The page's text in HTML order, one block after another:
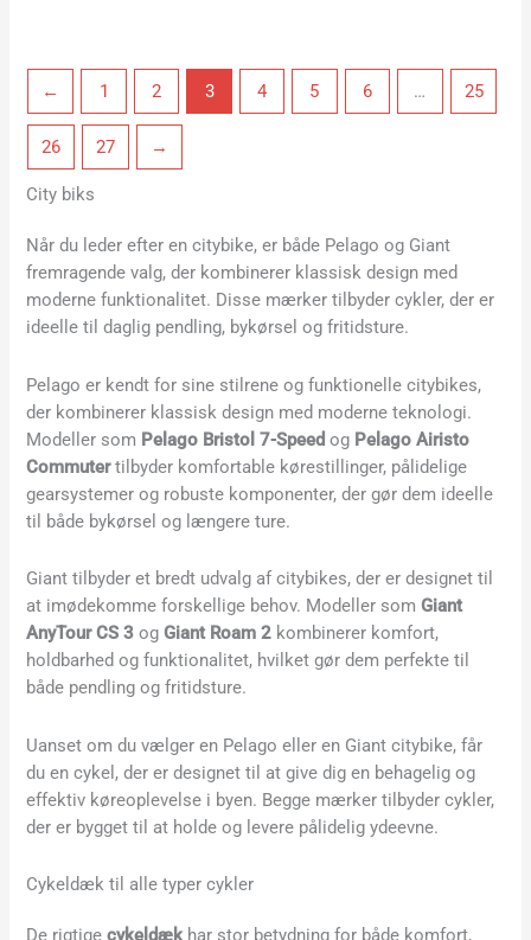
← 1 2 3 4 5 6 … 25
26 27 →
City biks
Når du leder efter en citybike, er både Pelago og Giant
fremragende valg, der kombinerer klassisk design med
moderne funktionalitet. Disse mærker tilbyder cykler, der er
ideelle til daglig pendling, bykørsel og fritidsture.
Pelago er kendt for sine stilrene og funktionelle citybikes,
der kombinerer klassisk design med moderne teknologi.
Modeller som Pelago Bristol 7-Speed og Pelago Airisto
Commutertilbyder komfortable kørestillinger, pålidelige
gearsystemer og robuste komponenter, der gør dem ideelle
til både bykørsel og længere ture.
Giant tilbyder et bredt udvalg af citybikes, der er designet til
at imødekomme forskellige behov. Modeller somGiant
AnyTour CS 3 ogGiant Roam 2 kombinerer komfort,
holdbarhed og funktionalitet, hvilket gør dem perfekte til
både pendling og fritidsture.
Uanset om du vælger en Pelago eller en Giant citybike, får
du en cykel, der er designet til at give dig en behagelig og
effektiv køreoplevelse i byen. Begge mærker tilbyder cykler,
der er bygget til at holde og levere pålidelig ydeevne.
Cykeldæk til alle typer cykler
De rigtigecykeldæk har stor betydning for både komfort,